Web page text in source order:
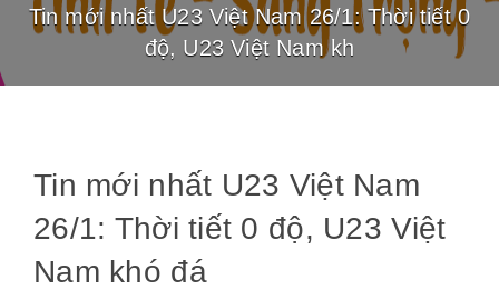
Tin mới nhất U23 Việt Nam 26/1: ​​​​​​​Thời tiết 0
độ, U23 Việt Nam kh
Tin mới nhất U23 Việt Nam
26/1: ​​​​​​​Thời tiết 0 độ, U23 Việt
Nam khó đá